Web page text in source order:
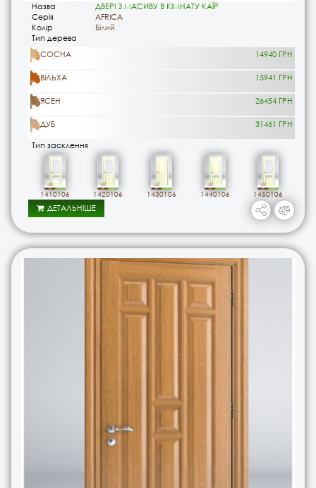
Назва
ДВЕРІ З МАСИВУ В КІМНАТУ КАЇР
Серія
AFRICA
Колір
Білий
Тип дерева
СОСНА
14940 ГРН
ВІЛЬХА 15941 ГРН
ЯСЕН 26454 ГРН
ДУБ
31461 ГРН
Тип засклення
1410106 1420106 1430106 1440106 1450106
ДЕТАЛЬНІШЕ